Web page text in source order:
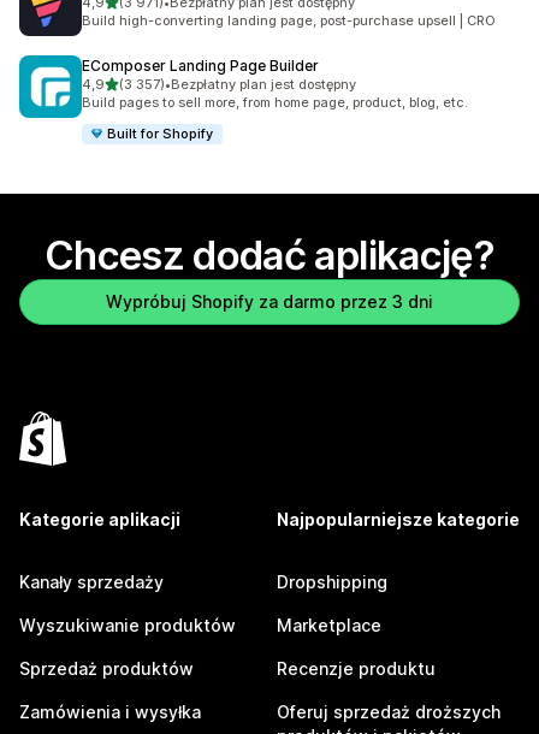
Łączna liczba recenzji: 3971
Build high-converting landing page, post-purchase upsell | CRO
EComposer Landing Page Builder
4,9na 5 gwiazdek
(3 357)
Łączna liczba recenzji: 3357
•Bezpłatny plan jest dostępny
Build pages to sell more, from home page, product, blog, etc.
Built for Shopify
Chcesz dodać aplikację?
Wypróbuj Shopify za darmo przez 3 dni
Kategorie aplikacji
Kanały sprzedaży
Wyszukiwanie produktów
Sprzedaż produktów
Zamówienia i wysyłka
Najpopularniejsze kategorie
Dropshipping
Marketplace
Recenzje produktu
Oferuj sprzedaż droższych